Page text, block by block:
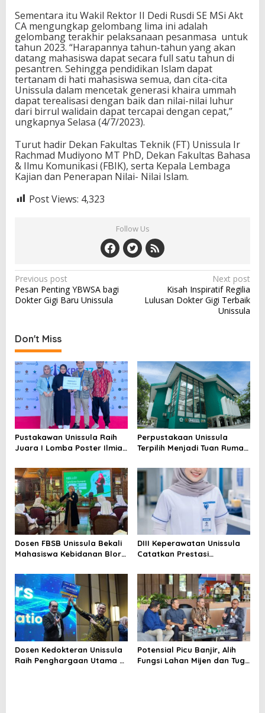
Sementara itu Wakil Rektor II Dedi Rusdi SE MSi Akt
CA mengungkap gelombang lima ini adalah
gelombang terakhir pelaksanaan pesanmasa untuk
tahun 2023. “Harapannya tahun-tahun yang akan
datang mahasiswa dapat secara full satu tahun di
pesantren. Sehingga pendidikan Islam dapat
tertanam di hati mahasiswa semua, dan cita-cita
Unissula dalam mencetak generasi khaira ummah
dapat terealisasi dengan baik dan nilai-nilai luhur
dari birrul walidain dapat tercapai dengan cepat,”
ungkapnya Selasa (4/7/2023).
Turut hadir Dekan Fakultas Teknik (FT) Unissula Ir
Rachmad Mudiyono MT PhD, Dekan Fakultas Bahasa
& Ilmu Komunikasi (FBIK), serta Kepala Lembaga
Kajian dan Penerapan Nilai- Nilai Islam.
Post Views: 4,323
Follow Us
Post
navigation
Previous post
Pesan Penting YBWSA bagi
Dokter Gigi Baru Unissula
Next post
Kisah Inspiratif Regilia
Lulusan Dokter Gigi Terbaik
Unissula
Don't Miss
Pustakawan Unissula Raih
Juara I Lomba Poster Ilmiah
Perpustakaan Unissula
Terpilih Menjadi Tuan Rumah
Dosen FBSB Unissula Bekali
Mahasiswa Kebidanan Blora
Public Speaking
DIII Keperawatan Unissula
Catatkan Prestasi
Mahasiswanya Lulus Uji
Kompetensi Nasional
Dosen Kedokteran Unissula
Raih Penghargaan Utama di
Potensial Picu Banjir, Alih
Fungsi Lahan Mijen dan Tugu